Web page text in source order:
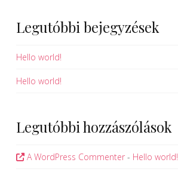
Legutóbbi bejegyzések
Hello world!
Hello world!
Legutóbbi hozzászólások
A WordPress Commenter - Hello world!